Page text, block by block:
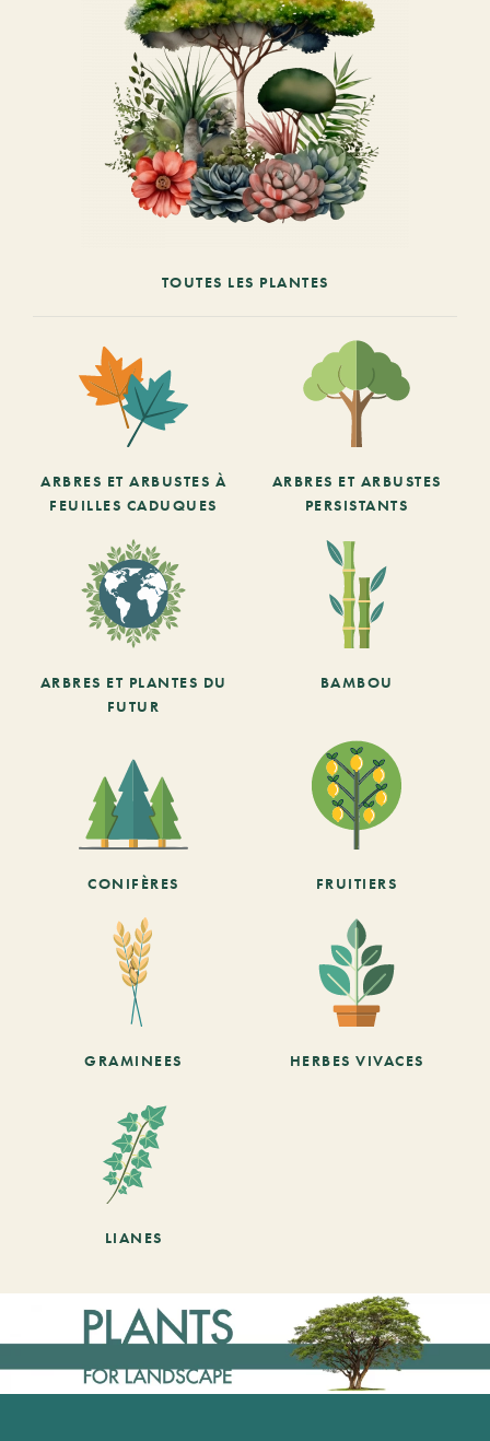
TOUTES LES PLANTES
ARBRES ET ARBUSTES À
FEUILLES CADUQUES
ARBRES ET ARBUSTES
PERSISTANTS
ARBRES ET PLANTES DU
FUTUR
BAMBOU
CONIFÈRES FRUITIERS
GRAMINEES HERBES VIVACES
LIANES